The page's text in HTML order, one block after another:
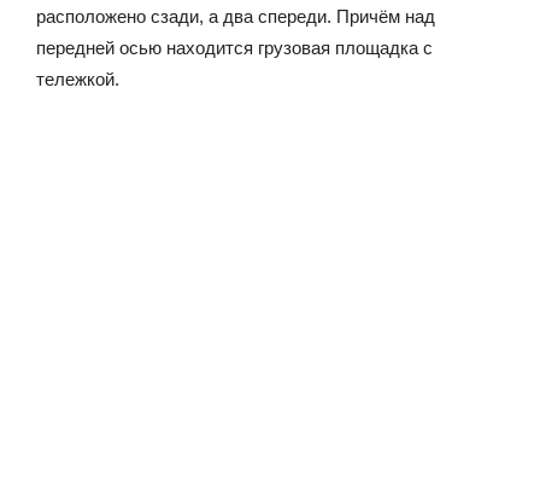
расположено сзади, а два спереди. Причём над
передней осью находится грузовая площадка с
тележкой.